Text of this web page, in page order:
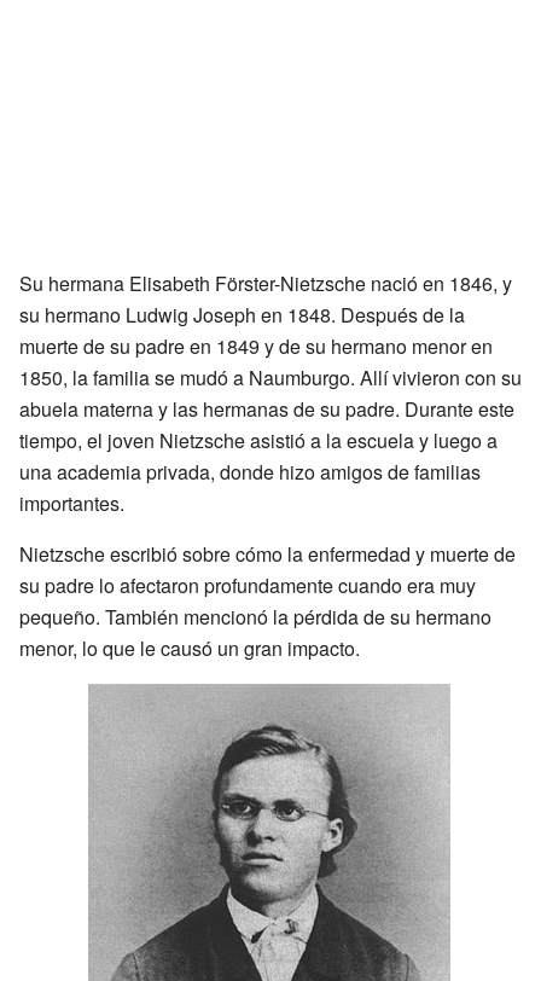
Su hermana Elisabeth Förster-Nietzsche nació en 1846, y
su hermano Ludwig Joseph en 1848. Después de la
muerte de su padre en 1849 y de su hermano menor en
1850, la familia se mudó a Naumburgo. Allí vivieron con su
abuela materna y las hermanas de su padre. Durante este
tiempo, el joven Nietzsche asistió a la escuela y luego a
una academia privada, donde hizo amigos de familias
importantes.
Nietzsche escribió sobre cómo la enfermedad y muerte de
su padre lo afectaron profundamente cuando era muy
pequeño. También mencionó la pérdida de su hermano
menor, lo que le causó un gran impacto.